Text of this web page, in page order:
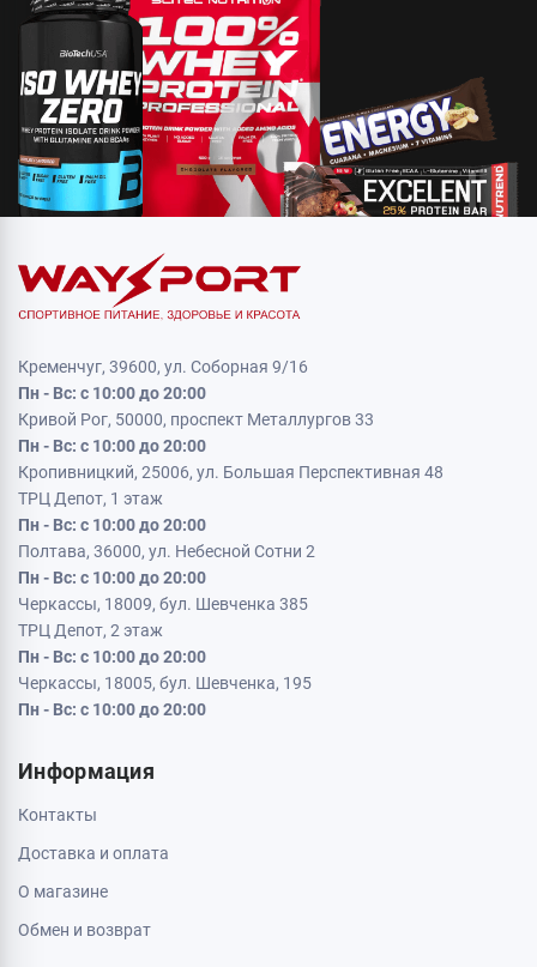
Кременчуг, 39600, ул. Соборная 9/16
Пн - Вс: с 10:00 до 20:00
Кривой Рог, 50000, проспект Металлургов 33
Пн - Вс: с 10:00 до 20:00
Кропивницкий, 25006, ул. Большая Перспективная 48
ТРЦ Депот, 1 этаж
Пн - Вс: с 10:00 до 20:00
Полтава, 36000, ул. Небесной Сотни 2
Пн - Вс: с 10:00 до 20:00
Черкассы, 18009, бул. Шевченка 385
ТРЦ Депот, 2 этаж
Пн - Вс: с 10:00 до 20:00
Черкассы, 18005, бул. Шевченка, 195
Пн - Вс: с 10:00 до 20:00
Информация
Контакты
Доставка и оплата
О магазине
Обмен и возврат